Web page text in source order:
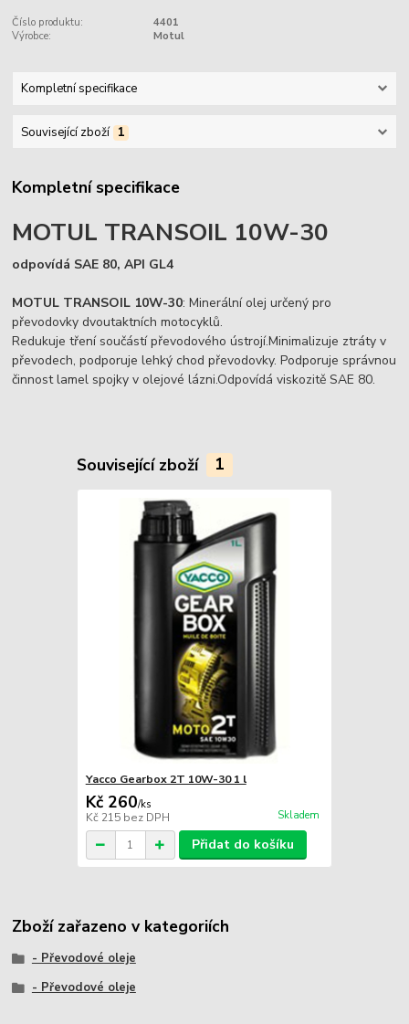
Číslo produktu:
4401
Výrobce:
Motul
Kompletní specifikace
Související zboží 1
Kompletní specifikace
MOTUL TRANSOIL 10W-30
odpovídá SAE 80, API GL4
MOTUL TRANSOIL 10W-30: Minerální olej určený pro
převodovky dvoutaktních motocyklů.
Redukuje tření součástí převodového ústrojí.Minimalizuje ztráty v
převodech, podporuje lehký chod převodovky. Podporuje správnou
činnost lamel spojky v olejové lázni.Odpovídá viskozitě SAE 80.
Související zboží 1
Yacco Gearbox 2T 10W-30 1 l
Kč 260/ks
Kč 215 bez DPH Skladem
Přidat do košíku
Zboží zařazeno v kategoriích
- Převodové oleje
- Převodové oleje